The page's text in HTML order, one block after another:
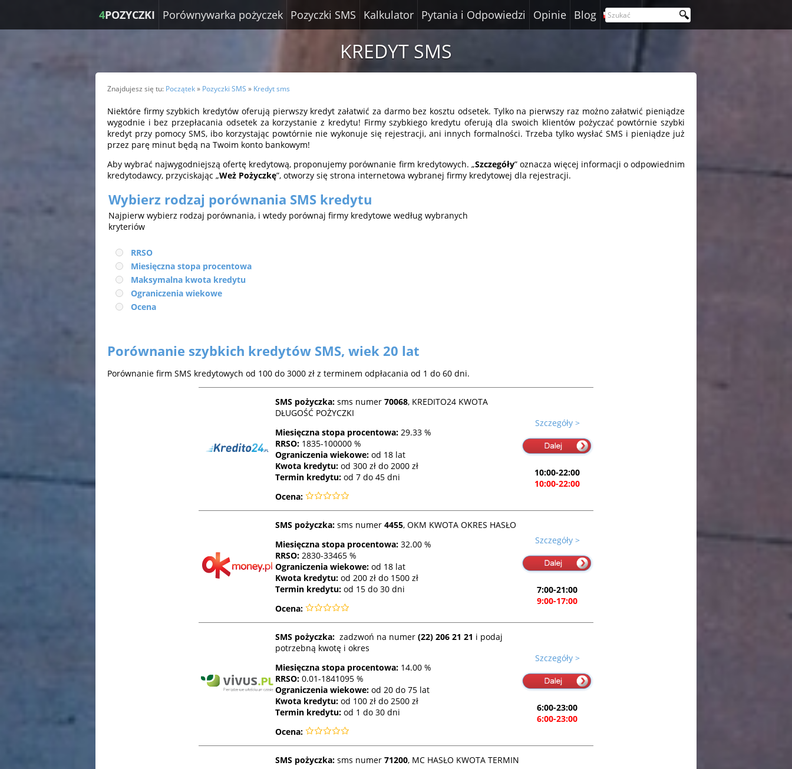
4POZYCZKI Porównywarka pożyczek Pozyczki SMS Kalkulator Pytania i Odpowiedzi Opinie Blog Polski
KREDYT SMS
Znajdujesz się tu: Początek» Pozyczki SMS » Kredyt sms
Niektóre firmy szybkich kredytów oferują pierwszy kredyt załatwić za darmo bez kosztu odsetek. Tylko na pierwszy raz możno załatwić pieniądze
wygodnie i bez przepłacania odsetek za korzystanie z kredytu! Firmy szybkiego kredytu oferują dla swoich klientów pożyczać powtórnie szybki
kredyt przy pomocy SMS, ibo korzystając powtórnie nie wykonuje się rejestracji, ani innych formalności. Trzeba tylko wysłać SMS i pieniądze już
przez parę minut będą na Twoim konto bankowym!
Aby wybrać najwygodniejszą ofertę kredytową, proponujemy porównanie firm kredytowych. „Szczegóły” oznacza więcej informacji o odpowiednim
kredytodawcy, przyciskając „Weż Pożyczkę”, otworzy się strona internetowa wybranej firmy kredytowej dla rejestracji.
Wybierz rodzaj porównania SMS kredytu
Najpierw wybierz rodzaj porównania, i wtedy porównaj firmy kredytowe według wybranych
kryteriów
RRSO
Miesięczna stopa procentowa
Maksymalna kwota kredytu
Ograniczenia wiekowe
Ocena
Porównanie szybkich kredytów SMS, wiek 20 lat
Porównanie firm SMS kredytowych od 100 do 3000 zł z terminem odpłacania od 1 do 60 dni.
SMS pożyczka: sms numer 70068, KREDITO24 KWOTA
DŁUGOŚĆ POŻYCZKI
Miesięczna stopa procentowa: 29.33 %
RRSO: 1835-100000 %
Ograniczenia wiekowe: od 18 lat
Kwota kredytu: od 300 zł do 2000 zł
Termin kredytu: od 7 do 45 dni
Ocena:
Szczegóły >
10:00-22:00
10:00-22:00
SMS pożyczka: sms numer 4455, OKM KWOTA OKRES HASŁO
Miesięczna stopa procentowa: 32.00 %
RRSO: 2830-33465 %
Ograniczenia wiekowe: od 18 lat
Kwota kredytu: od 200 zł do 1500 zł
Termin kredytu: od 15 do 30 dni
Ocena:
Szczegóły >
7:00-21:00
9:00-17:00
SMS pożyczka: zadzwoń na numer (22) 206 21 21 i podaj
potrzebną kwotę i okres
Miesięczna stopa procentowa: 14.00 %
RRSO: 0.01-1841095 %
Ograniczenia wiekowe: od 20 do 75 lat
Kwota kredytu: od 100 zł do 2500 zł
Termin kredytu: od 1 do 30 dni
Ocena:
Szczegóły >
6:00-23:00
6:00-23:00
SMS pożyczka: sms numer 71200, MC HASŁO KWOTA TERMIN